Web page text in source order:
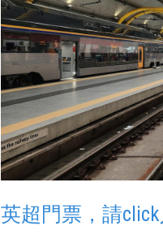
英超門票，請click